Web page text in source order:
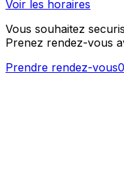
Voir les horaires
Vous souhaitez
Prenez rendez-vous
Prendre rendez-vous